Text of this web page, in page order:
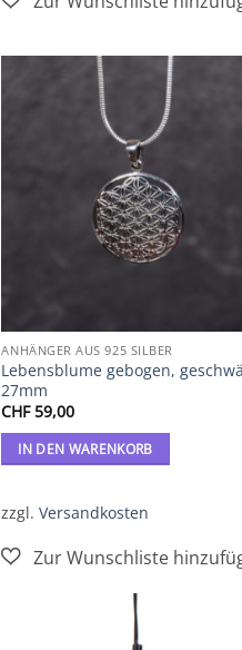
ANHÄNGER AUS 925 SILBER
Lebensblume gebogen,
27mm
CHF59,00
IN DEN WARENKORB
zzgl.Versandkosten